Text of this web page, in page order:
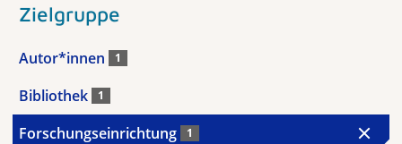
Zielgruppe
Autor*innen 1
Bibliothek 1
Forschungseinrichtung 1